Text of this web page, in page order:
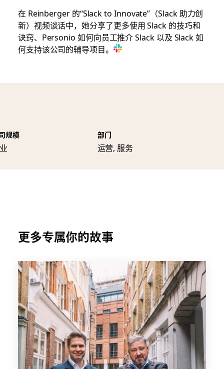
在 Reinberger 的“Slack to Innovate”（Slack 助力创
新）视频谈话中，她分享了更多使用 Slack 的技巧和
诀窍、Personio 如何向员工推介 Slack 以及 Slack 如
何支持该公司的辅导项目。
规模 部门
运营, 服务
更多专属你的故事